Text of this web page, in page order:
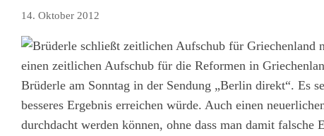
14. Oktober 2012
einen zeitlichen Aufschub für die Reformen in
Brüderle am Sonntag in der Sendung „Berlin direkt“. Es
besseres Ergebnis erreichen würde. Auch einen
durchdacht werden können, ohne dass man damit